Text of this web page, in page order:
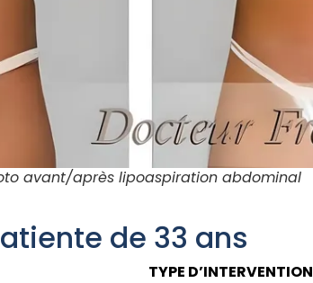
avant/après lipoaspiration abdominal
de 33 ans
TYPE D’INTERVENTION